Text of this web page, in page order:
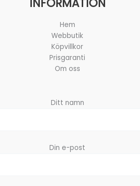
INFORMATION
Hem
Webbutik
Köpvillkor
Prisgaranti
Om oss
Ditt namn
Din e-post